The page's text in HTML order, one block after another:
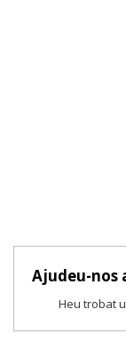
Ajudeu-nos
Heu trobat